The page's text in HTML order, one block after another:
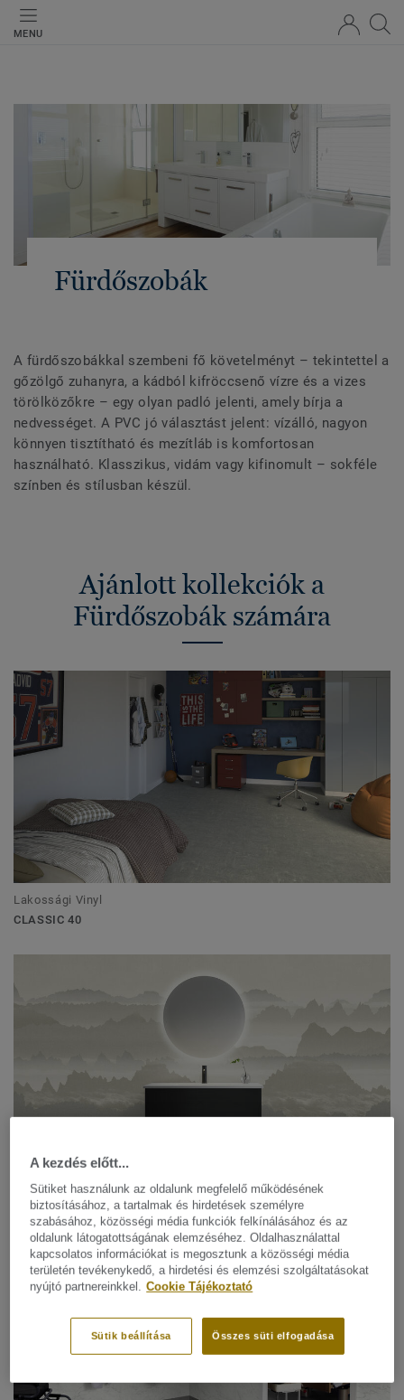
MENU
Fürdőszobák
A fürdőszobákkal szembeni fő követelményt – tekintettel a
gőzölgő zuhanyra, a kádból kifröccsenő vízre és a vizes
törölközőkre – egy olyan padló jelenti, amely bírja a
nedvességet. A PVC jó választást jelent: vízálló, nagyon
könnyen tisztítható és mezítláb is komfortosan
használható. Klasszikus, vidám vagy kifinomult – sokféle
színben és stílusban készül.
Ajánlott kollekciók a
Fürdőszobák számára
Lakossági Vinyl
CLASSIC 40
Vizes helyiség rendszerek / Falburkolatok
AQUARELLE WALL HFS
A kezdés előtt...
Sütiket használunk az oldalunk megfelelő működésének
biztosításához, a tartalmak és hirdetések személyre
szabásához, közösségi média funkciók felkínálásához és az
oldalunk látogatottságának elemzéséhez. Oldalhasználattal
kapcsolatos információkat is megosztunk a közösségi média
területén tevékenykedő, a hirdetési és elemzési szolgáltatásokat
nyújtó partnereinkkel. Cookie Tájékoztató
Összes süti elfogadása
Sütik beállítása